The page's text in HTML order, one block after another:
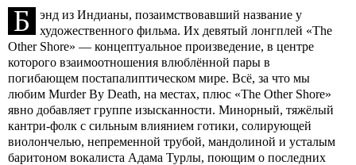
Б
энд из Индианы, позаимствовавший название у
художественного фильма. Их девятый лонгплей «The
Other Shore» — концептуальное произведение, в центре
которого взаимоотношения влюблённой пары в
погибающем постапалиптическом мире. Всё, за что мы
любим Murder By Death, на местах, плюс «The Other Shore»
явно добавляет группе изысканности. Минорный, тяжёлый
кантри-фолк с сильным влиянием готики, солирующей
виолончелью, непременной трубой, мандолиной и усталым
баритоном вокалиста Адама Турлы, поющим о последних